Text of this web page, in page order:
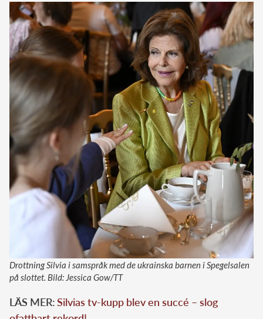
Drottning Silvia i samspråk med de ukrainska barnen i Spegelsalen
på slottet. Bild: Jessica Gow/TT
LÄS MER:Silvias tv-kupp blev en succé – slog